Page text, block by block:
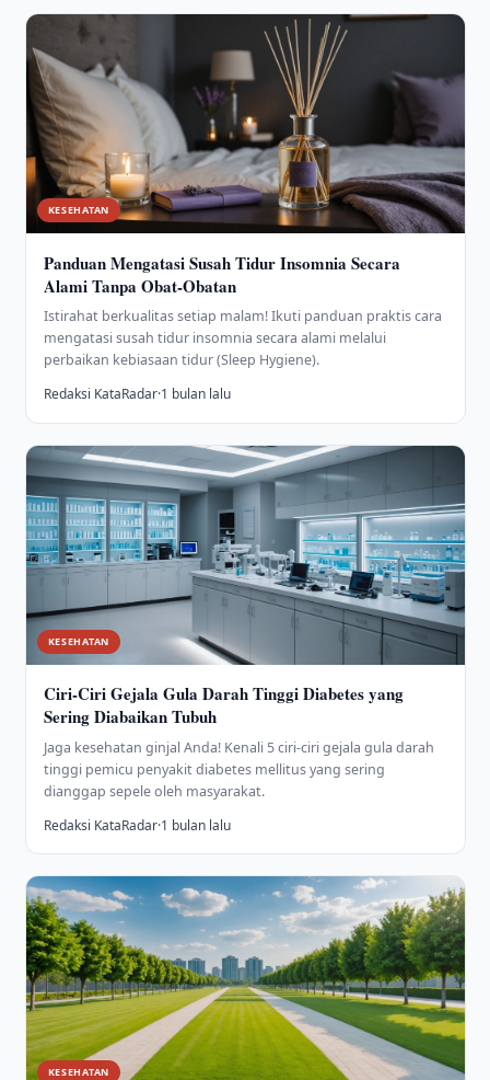
KESEHATAN
Panduan Mengatasi Susah Tidur Insomnia Secara
Alami Tanpa Obat-Obatan
Istirahat berkualitas setiap malam! Ikuti panduan praktis cara
mengatasi susah tidur insomnia secara alami melalui
perbaikan kebiasaan tidur (Sleep Hygiene).
Redaksi KataRadar·1 bulan lalu
KESEHATAN
Ciri-Ciri Gejala Gula Darah Tinggi Diabetes yang
Sering Diabaikan Tubuh
Jaga kesehatan ginjal Anda! Kenali 5 ciri-ciri gejala gula darah
tinggi pemicu penyakit diabetes mellitus yang sering
dianggap sepele oleh masyarakat.
Redaksi KataRadar·1 bulan lalu
KESEHATAN